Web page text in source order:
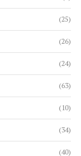
(25)
(26)
(24)
(63)
(10)
(34)
(40)